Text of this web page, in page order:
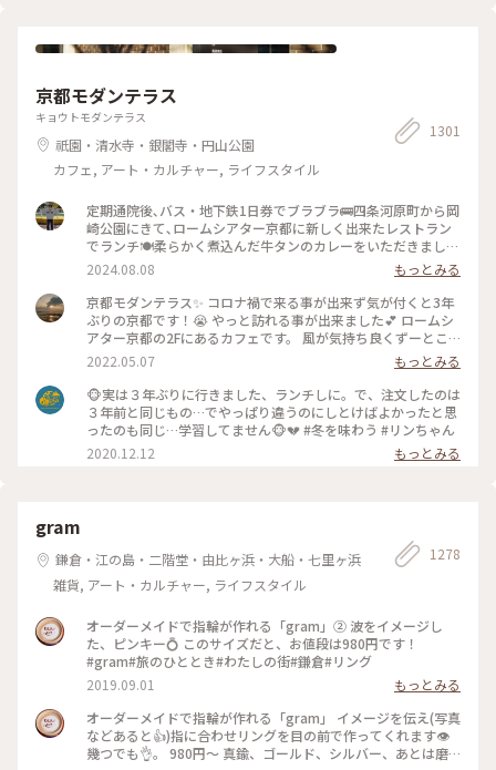
倉 #小町通り
京都モダンテラス
キョウトモダンテラス
祇園・清水寺・銀閣寺・円山公園
カフェ, アート・カルチャー, ライフスタイル
1301
定期通院後､バス・地下鉄1日券でブラブラ🚌四条河原町から岡
崎公園にきて､ロームシアター京都に新しく出来たレストラン
でランチ🍽️柔らかく煮込んだ牛タンのカレーをいただきました
🍛 #グルメ #ランチ #カレー
2024.08.08
もっとみる
京都モダンテラス✨ コロナ禍で来る事が出来ず気が付くと3年
ぶりの京都です！😭 やっと訪れる事が出来ました💕 ロームシ
アター京都の2Fにあるカフェです。 風が気持ち良くずーとこ
こで時間を過ごしていたいカフェです🥰 スズメが残したケー
キのくずを食べにテーブルの上にやってきてました😆 #Myこ
とりっぷ #春風さんぽ
2022.05.07
もっとみる
🐵実は３年ぶりに行きました、ランチしに。で、注文したのは
３年前と同じもの…でやっぱり違うのにしとけばよかったと思
ったのも同じ…学習してません🐵💔 #冬を味わう #リンちゃん
2020.12.12
もっとみる
gram
鎌倉・江の島・二階堂・由比ヶ浜・大船・七里ヶ浜
雑貨, アート・カルチャー, ライフスタイル
1278
オーダーメイドで指輪が作れる「gram」② 波をイメージし
た、ピンキー💍 このサイズだと、お値段は980円です！
#gram#旅のひととき#わたしの街#鎌倉#リング
2019.09.01
もっとみる
オーダーメイドで指輪が作れる「gram」 イメージを伝え(写真
などあると👍)指に合わせリングを目の前で作ってくれます👁
幾つでも👌。 980円〜 真鍮、ゴールド、シルバー、あとは磨